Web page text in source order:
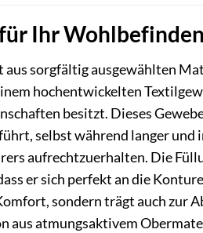
Ihr Wohlbefinden
sorgfältig ausgewählten
hochentwickelten
besitzt. Dieses
selbst während langer
aufrechtzuerhalten. Die
er sich perfekt an die
sondern trägt auch zur
atmungsaktivem